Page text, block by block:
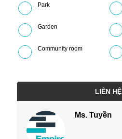
Park
Garden
Community room
LIÊN HỆ
Ms. Tuyền